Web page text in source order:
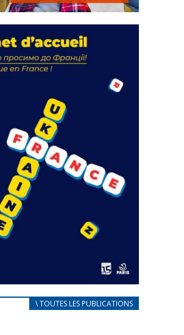
2023
D’ACCUEIL\ TOUTES LES PUBLICATIONS